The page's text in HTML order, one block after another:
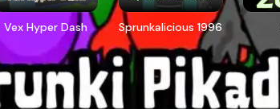
Vex Hyper Dash Sprunkalicious 1996